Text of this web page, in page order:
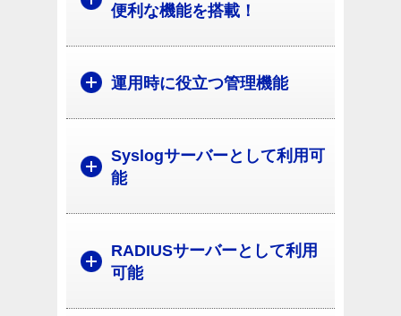
便利な機能を搭載！
運用時に役立つ管理機能
Syslogサーバーとして利用可
能
RADIUSサーバーとして利用
可能